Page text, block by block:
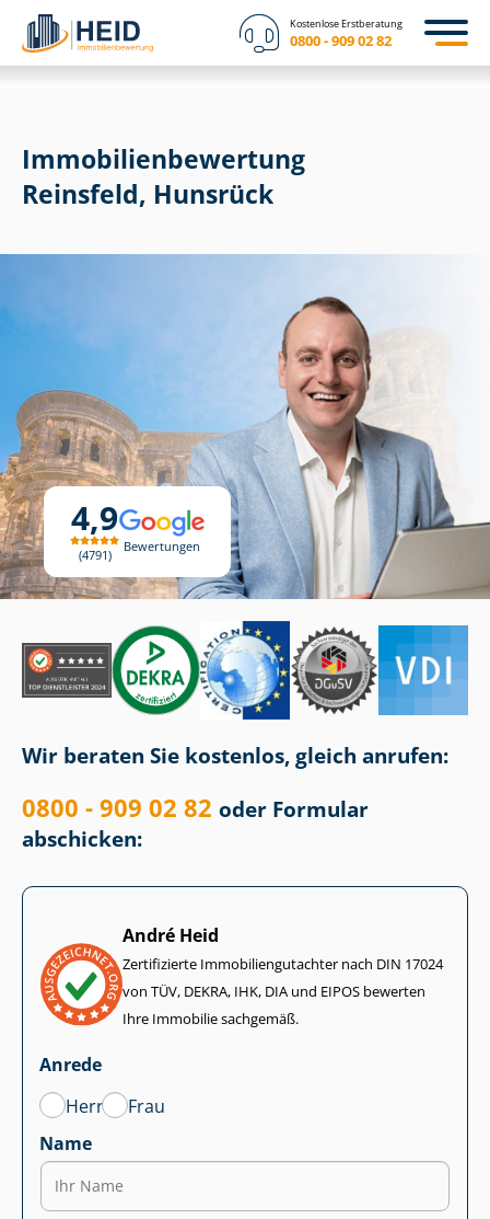
Kostenlose Erstberatung
0800 - 909 02 82
4,9
4791
Bewertungen
Immobilien­bewertung
Reinsfeld, Hunsrück
Wir beraten Sie kostenlos, gleich anrufen:
0800 - 909 02 82 oder Formular
abschicken:
André Heid
Zertifizierte Im­mo­bi­li­en­gut­ach­ter nach DIN 17024
von TÜV, DEKRA, IHK, DIA und EIPOS bewerten
Ihre Immobilie sachgemäß.
Anrede
Herr
Frau
Name